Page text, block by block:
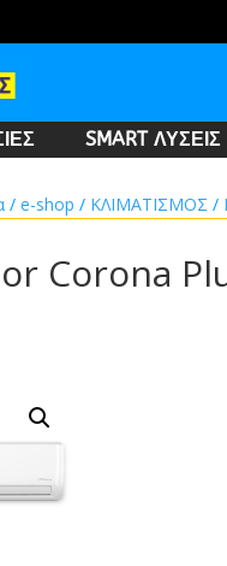
SMART ΛΥΣΕΙΣ
/e-shop / ΚΛΙΜΑΤΙΣΜΟΣ /
Corona